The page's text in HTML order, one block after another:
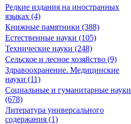
Редкие издания на иностранных
языках (4)
Книжные памятники (388)
Естественные науки (105)
Технические науки (248)
Сельское и лесное хозяйство (9)
Здравоохранение. Медицинские
науки (11)
Социальные и гуманитарные науки
(678)
Литература универсального
содержания (1)